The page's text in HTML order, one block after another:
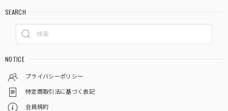
SEARCH
NOTICE
プライバシーポリシー
特定商取引法に基づく表記
会員規約